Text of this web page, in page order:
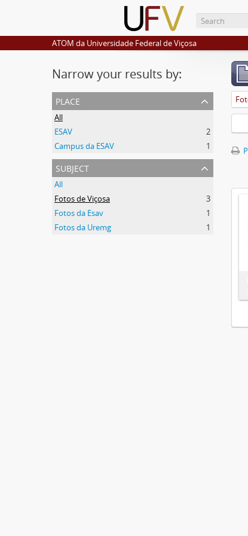
ATOM da Universidade Federal de Viçosa
Narrow your results by:
place
All
ESAV
2
Campus da ESAV
1
subject
All
Fotos de Viçosa
3
Fotos da Esav
1
Fotos da Uremg
1